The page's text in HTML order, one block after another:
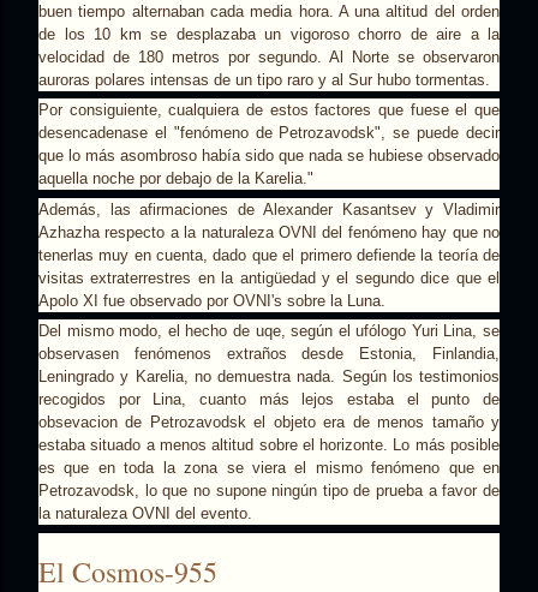
buen tiempo alternaban cada media hora. A una altitud del orden
de los 10 km se desplazaba un vigoroso chorro de aire a la
velocidad de 180 metros por segundo. Al Norte se observaron
auroras polares intensas de un tipo raro y al Sur hubo tormentas.
Por consiguiente, cualquiera de estos factores que fuese el que
desencadenase el "fenómeno de Petrozavodsk", se puede decir
que lo más asombroso había sido que nada se hubiese observado
aquella noche por debajo de la Karelia."
Además, las afirmaciones de Alexander Kasantsev y Vladimir
Azhazha respecto a la naturaleza OVNI del fenómeno hay que no
tenerlas muy en cuenta, dado que el primero defiende la teoría de
visitas extraterrestres en la antigüedad y el segundo dice que el
Apolo XI fue observado por OVNI's sobre la Luna.
Del mismo modo, el hecho de uqe, según el ufólogo Yuri Lina, se
observasen fenómenos extraños desde Estonia, Finlandia,
Leningrado y Karelia, no demuestra nada. Según los testimonios
recogidos por Lina, cuanto más lejos estaba el punto de
obsevacion de Petrozavodsk el objeto era de menos tamaño y
estaba situado a menos altitud sobre el horizonte. Lo más posible
es que en toda la zona se viera el mismo fenómeno que en
Petrozavodsk, lo que no supone ningún tipo de prueba a favor de
la naturaleza OVNI del evento.
El Cosmos-955